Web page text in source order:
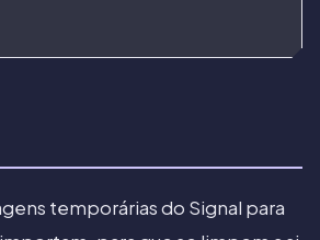
temporárias do Signal para